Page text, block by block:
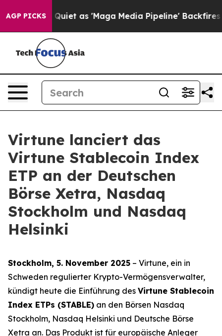
AGP PICKS
Quiet as 'Maga Media Pipeline' Backfires Amid
Virtune lanciert das
Virtune Stablecoin Index
ETP an der Deutschen
Börse Xetra, Nasdaq
Stockholm und Nasdaq
Helsinki
Stockholm, 5. November 2025 – Virtune, ein in
Schweden regulierter Krypto-Vermögensverwalter,
kündigt heute die Einführung des Virtune Stablecoin
Index ETPs (STABLE) an den Börsen Nasdaq
Stockholm, Nasdaq Helsinki und Deutsche Börse
Xetra an. Das Produkt ist für europäische Anleger